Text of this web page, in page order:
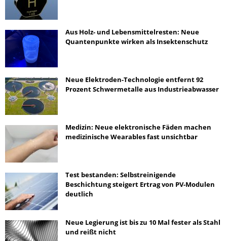
Aus Holz- und Lebensmittelresten: Neue
Quantenpunkte wirken als Insektenschutz
Neue Elektroden-Technologie entfernt 92
Prozent Schwermetalle aus Industrieabwasser
Medizin: Neue elektronische Fäden machen
medizinische Wearables fast unsichtbar
Test bestanden: Selbstreinigende
Beschichtung steigert Ertrag von PV-Modulen
deutlich
Neue Legierung ist bis zu 10 Mal fester als Stahl
und reißt nicht